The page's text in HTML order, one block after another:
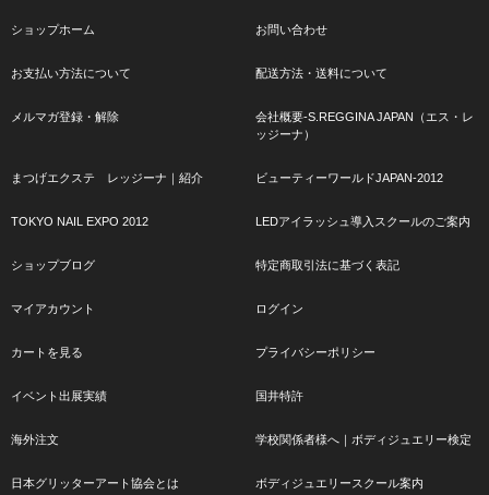
ショップホーム お問い合わせ
お支払い方法について 配送方法・送料について
メルマガ登録・解除
会社概要-S.REGGINA JAPAN（エス・レ
ッジーナ）
まつげエクステ レッジーナ｜紹介 ビューティーワールドJAPAN-2012
TOKYO NAIL EXPO 2012 LEDアイラッシュ導入スクールのご案内
ショップブログ 特定商取引法に基づく表記
マイアカウント ログイン
カートを見る プライバシーポリシー
イベント出展実績 国井特許
海外注文 学校関係者様へ｜ボディジュエリー検定
日本グリッターアート協会とは ボディジュエリースクール案内